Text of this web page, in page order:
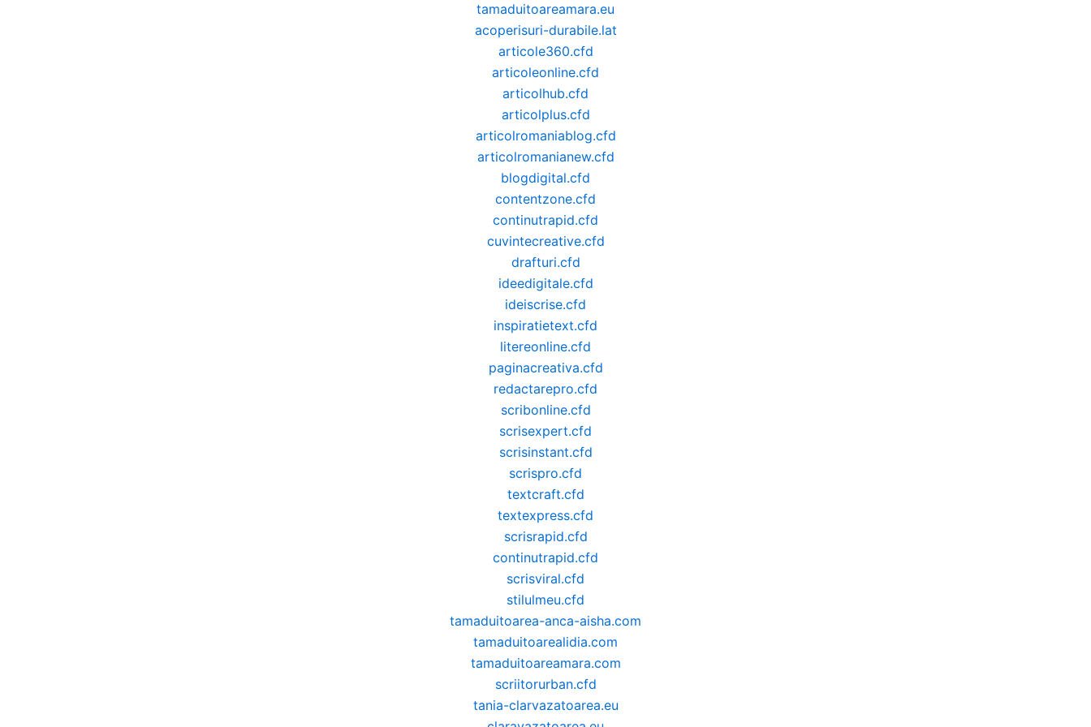
tamaduitoareamara.eu
acoperisuri-durabile.lat
articole360.cfd
articoleonline.cfd
articolhub.cfd
articolplus.cfd
articolromaniablog.cfd
articolromanianew.cfd
blogdigital.cfd
contentzone.cfd
continutrapid.cfd
cuvintecreative.cfd
drafturi.cfd
ideedigitale.cfd
ideiscrise.cfd
inspiratietext.cfd
litereonline.cfd
paginacreativa.cfd
redactarepro.cfd
scribonline.cfd
scrisexpert.cfd
scrisinstant.cfd
scrispro.cfd
textcraft.cfd
textexpress.cfd
scrisrapid.cfd
continutrapid.cfd
scrisviral.cfd
stilulmeu.cfd
tamaduitoarea-anca-aisha.com
tamaduitoarealidia.com
tamaduitoareamara.com
scriitorurban.cfd
tania-clarvazatoarea.eu